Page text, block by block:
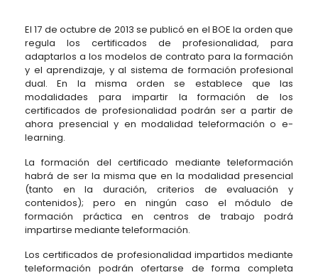
El 17 de octubre de 2013 se publicó en el BOE la orden que
regula los certificados de profesionalidad, para
adaptarlos a los modelos de contrato para la formación
y el aprendizaje, y al sistema de formación profesional
dual. En la misma orden se establece que las
modalidades para impartir la formación de los
certificados de profesionalidad podrán ser a partir de
ahora presencial y en modalidad teleformación o e-
learning.
La formación del certificado mediante teleformación
habrá de ser la misma que en la modalidad presencial
(tanto en la duración, criterios de evaluación y
contenidos); pero en ningún caso el módulo de
formación práctica en centros de trabajo podrá
impartirse mediante teleformación.
Los certificados de profesionalidad impartidos mediante
teleformación podrán ofertarse de forma completa